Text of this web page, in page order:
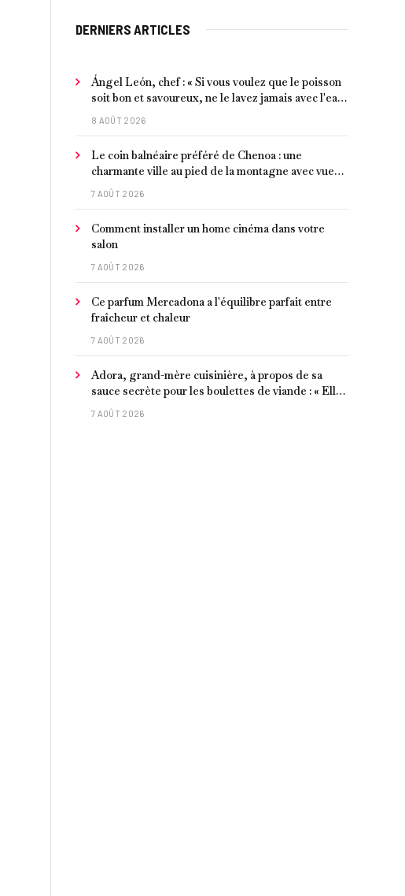
DERNIERS ARTICLES
Ángel León, chef : « Si vous voulez que le poisson
soit bon et savoureux, ne le lavez jamais avec l'eau
du robinet »
8 AOÛT 2026
Le coin balnéaire préféré de Chenoa : une
charmante ville au pied de la montagne avec vue
sur la Méditerranée, bon poisson et criques
7 AOÛT 2026
Comment installer un home cinéma dans votre
salon
7 AOÛT 2026
Ce parfum Mercadona a l'équilibre parfait entre
fraîcheur et chaleur
7 AOÛT 2026
Adora, grand-mère cuisinière, à propos de sa
sauce secrète pour les boulettes de viande : « Elle
contient un peu de curcuma, du poivre, une
7 AOÛT 2026